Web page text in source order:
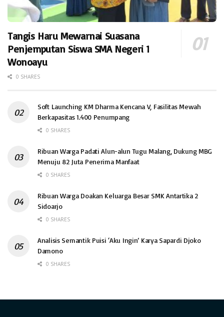
Tangis Haru Mewarnai Suasana
Penjemputan Siswa SMA Negeri 1
Wonoayu
0 SHARES
Soft Launching KM Dharma Kencana V, Fasilitas Mewah
Berkapasitas 1.400 Penumpang
0 SHARES
Ribuan Warga Padati Alun-alun Tugu Malang, Dukung MBG
Menuju 82 Juta Penerima Manfaat
0 SHARES
Ribuan Warga Doakan Keluarga Besar SMK Antartika 2
Sidoarjo
0 SHARES
Analisis Semantik Puisi ‘Aku Ingin’ Karya Sapardi Djoko
Damono
0 SHARES